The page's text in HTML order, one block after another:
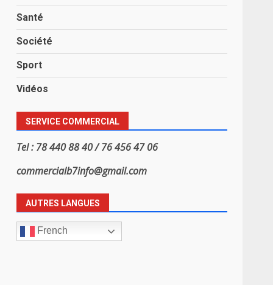
Santé
Société
Sport
Vidéos
SERVICE COMMERCIAL
Tel : 78 440 88 40 / 76 456 47 06
commercialb7info@gmail.com
AUTRES LANGUES
French